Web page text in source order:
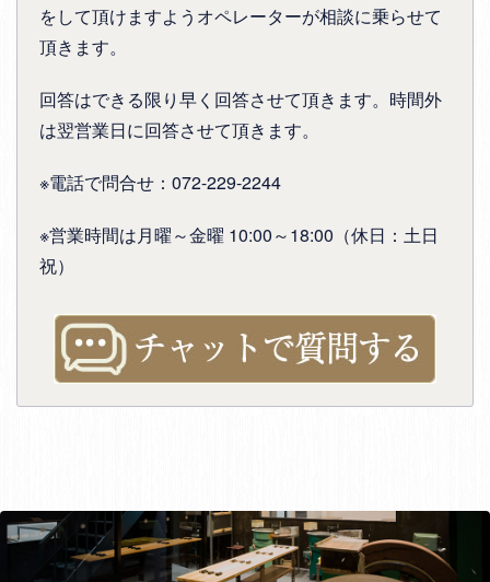
をして頂けますようオペレーターが相談に乗らせて
頂きます。
回答はできる限り早く回答させて頂きます。時間外
は翌営業日に回答させて頂きます。
※電話で問合せ：072-229-2244
※営業時間は月曜～金曜 10:00～18:00（休日：土日
祝）